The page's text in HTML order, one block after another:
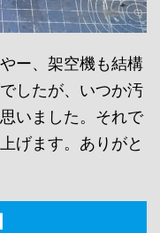
ー、架空機も結構
したが、いつか汚
いました。それで
げます。ありがと